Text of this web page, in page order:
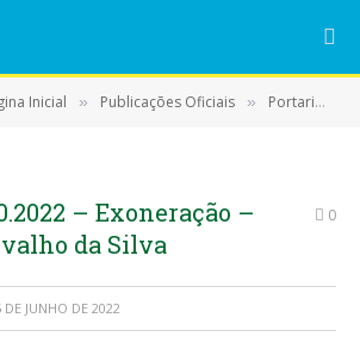
Inicial » Publicações Oficiais » Portarias
– Exoneração –
da Silva
0
DE JUNHO DE 2022